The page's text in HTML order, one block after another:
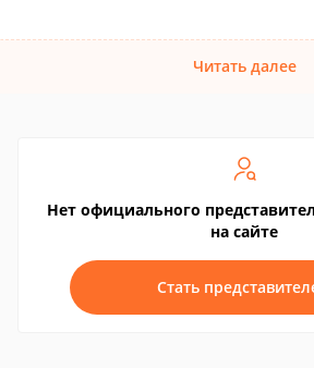
Читать далее
Нет официального
на сайте
Стать